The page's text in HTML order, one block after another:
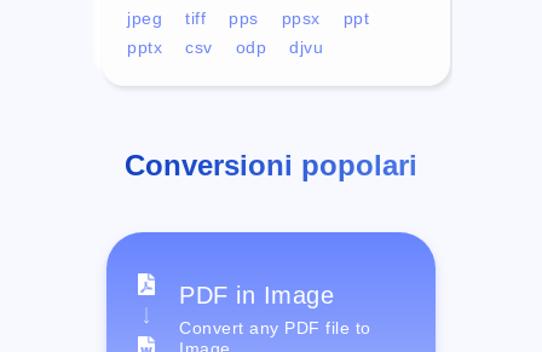
jpeg
tiff pps ppsx
ppt
pptx
csv odp djvu
Conversioni popolari
PDF in Image
Convert any PDF file to